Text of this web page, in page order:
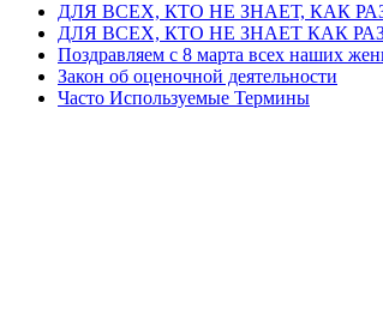
ДЛЯ ВСЕХ, КТО НЕ ЗНАЕТ, КАК
ДЛЯ ВСЕХ, КТО НЕ ЗНАЕТ КАК
Поздравляем с 8 марта всех наших
Закон об оценочной деятельности
Часто Используемые Термины